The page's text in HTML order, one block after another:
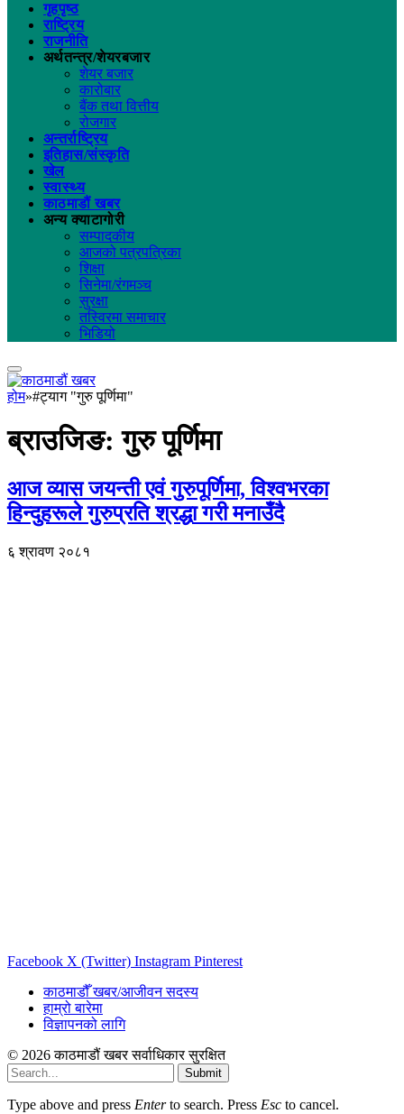
गृहपृष्ठ
राष्ट्रिय
राजनीति
अर्थतन्त्र/शेयरबजार
शेयर बजार
कारोबार
बैंक तथा वित्तीय
रोजगार
अन्तर्राष्ट्रिय
इतिहास/संस्कृति
खेल
स्वास्थ्य
काठमाडौं खबर
अन्य क्याटागोरी
सम्पादकीय
आजको पत्रपत्रिका
शिक्षा
सिनेमा/रंगमञ्च
सुरक्षा
तस्विरमा समाचार
भिडियो
होम»#ट्याग "गुरु पूर्णिमा"
ब्राउजिङ:गुरु पूर्णिमा
आज व्यास जयन्ती एवं गुरुपूर्णिमा, विश्वभरका
हिन्दुहरूले गुरुप्रति श्रद्धा गरी मनाउँदै
६ श्रावण २०८१
Facebook X (Twitter) Instagram Pinterest
काठमाडौँ खबर/आजीवन सदस्य
हाम्रो बारेमा
विज्ञापनको लागि
© 2026 काठमाडौं खबर सर्वाधिकार सुरक्षित
Submit
Type above and press Enterto search. Press Esc to cancel.